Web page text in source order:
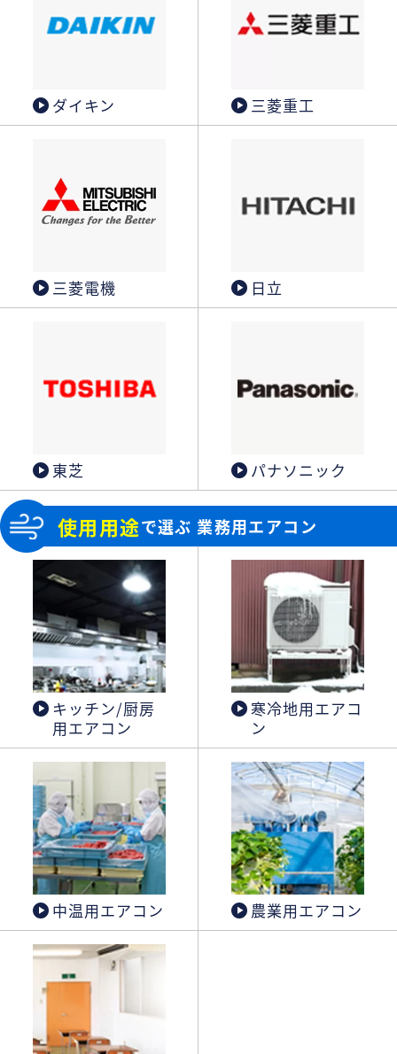
ダイキン 三菱重工
三菱電機 日立
東芝 パナソニック
使用用途で選ぶ 業務用エアコン
キッチン/厨房
用エアコン
寒冷地用エアコ
ン
中温用エアコン 農業用エアコン